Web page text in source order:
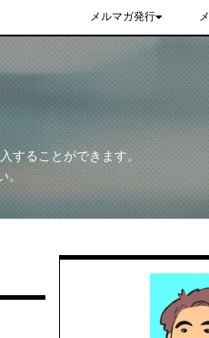
メルマガ発行
することができます。